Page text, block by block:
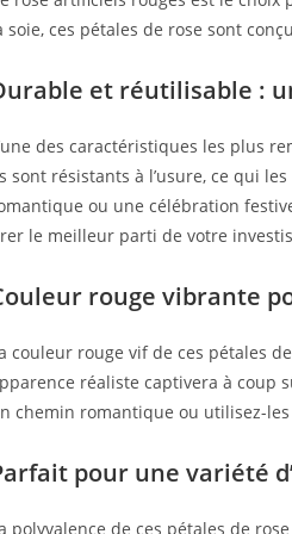
soie, ces pétales de rose sont
et réutilisable :
des caractéristiques les plus
sont résistants à l’usure, ce qui
ou une célébration
le meilleur parti de votre
rouge vibrante
couleur rouge vif de ces pétales
réaliste captivera à coup
chemin romantique ou utilisez-
pour une variété
polyvalence de ces pétales de